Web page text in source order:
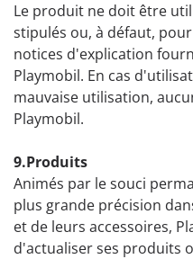
Le produit ne doit être
stipulés ou, à défaut,
notices d'explication
Playmobil. En cas
mauvaise utilisation,
Playmobil.
9.Produits
Animés par le souci
plus grande précision
et de leurs accessoires,
d'actualiser ses produits